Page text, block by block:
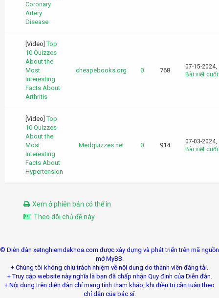
Coronary
Artery
Disease
[Video]Top
10 Quizzes
About the
Most
Interesting
Facts About
Arthritis
cheapebooks.org 0 768
07-15-2024,
Bài viết cuối
[Video]Top
10 Quizzes
About the
Most
Interesting
Facts About
Hypertension
Medquizzes.net 0 914
07-03-2024,
Bài viết cuối
Xem ở phiên bản có thể in
Theo dõi chủ đề này
© Diễn đàn xetnghiemdakhoa.com được xây dựng và phát triển trên mã nguồn
mở MyBB.
+ Chúng tôi không chịu trách nhiệm về nội dung do thành viên đăng tải.
+ Truy cập website này nghĩa là bạn đã chấp nhận Quy định của Diễn đàn.
+ Nội dung trên diễn đàn chỉ mang tính tham khảo, khi điều trị cần tuân theo
chỉ dẫn của bác sĩ.